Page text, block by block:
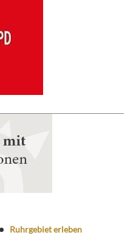
Ruhrgebiet erleben